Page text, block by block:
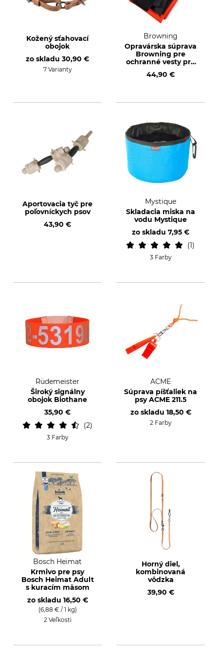
Kožený sťahovací
obojok
zo skladu 30,90 €
7 Varianty
Browning
Opravárska súprava
Browning pre
ochranné vesty pre
44,90 €
Aportovacia tyč pre
poľovníckych psov
43,90 €
Mystique
Skladacia miska na
vodu Mystique
zo skladu 7,95 €
1
3 Farby
Rüdemeister
Široký signálny
obojok Biothane
35,90 €
2
3 Farby
ACME
Súprava píšťaliek na
psy ACME 211.5
zo skladu 18,50 €
2 Farby
Bosch Heimat
Krmivo pre psy
Bosch Heimat Adult
s kuracím mäsom
zo skladu 16,50 €
(6,88 € / 1 kg)
2 Veľkosti
Horný diel,
kombinovaná
vôdzka
39,90 €